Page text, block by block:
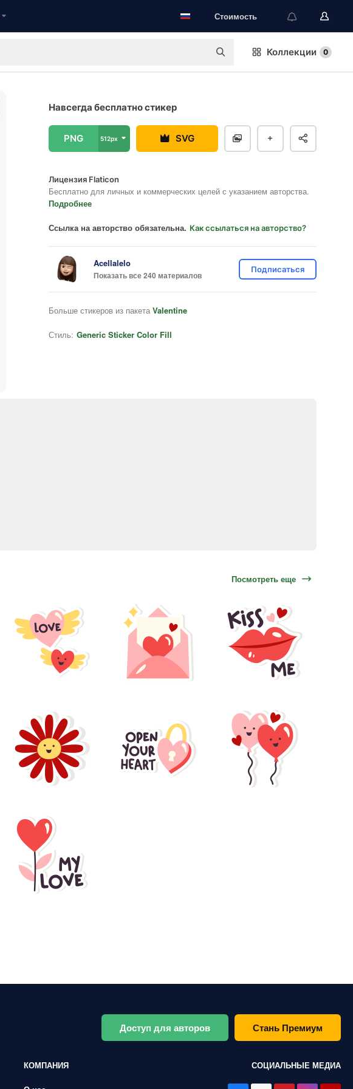
Стоимость
Коллекции 0
Навсегда бесплатно стикер
PNG 512px SVG
Лицензия Flaticon
Бесплатно для личных и коммерческих целей с указанием авторства.
Подробнее
Ссылка на авторство обязательна. Как ссылаться на авторство?
Acellalelo
Показать все 240 материалов
Подписаться
Больше стикеров из пакета Valentine
Стиль: Generic Sticker Color Fill
Посмотреть еще
Доступ для авторов Стань Премиум
КОМПАНИЯ СОЦИАЛЬНЫЕ МЕДИА